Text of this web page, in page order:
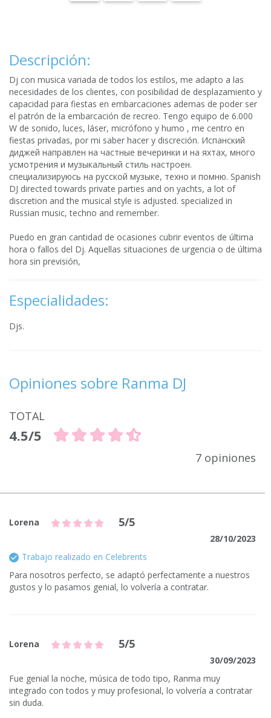
Descripción:
Dj con musica variada de todos los estilos, me adapto a las
necesidades de los clientes, con posibilidad de desplazamiento y
capacidad para fiestas en embarcaciones ademas de poder ser
el patrón de la embarcación de recreo. Tengo equipo de 6.000
W de sonido, luces, láser, micrófono y humo , me centro en
fiestas privadas, por mi saber hacer y discreción. Испанский
диджей направлен на частные вечеринки и на яхтах, много
усмотрения и музыкальный стиль настроен.
специализируюсь на русской музыке, техно и помню. Spanish
DJ directed towards private parties and on yachts, a lot of
discretion and the musical style is adjusted. specialized in
Russian music, techno and remember.
Puedo en gran cantidad de ocasiones cubrir eventos de última
hora o fallos del Dj. Aquellas situaciones de urgencia o de última
hora sin previsión,
Especialidades:
Djs.
Opiniones sobre Ranma DJ
TOTAL
4.5/5
7 opiniones
Lorena 5/5
28/10/2023
Trabajo realizado en Celebrents
Para nosotros perfecto, se adaptó perfectamente a nuestros
gustos y lo pasamos genial, lo volvería a contratar.
Lorena 5/5
30/09/2023
Fue genial la noche, música de todo tipo, Ranma muy
integrado con todos y muy profesional, lo volvería a contratar
sin duda.